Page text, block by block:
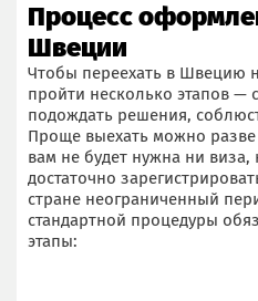
Процесс
Швеции
Чтобы переехать в Швецию
пройти несколько этапов —
подождать решения,
Проще выехать можно разве
вам не будет нужна ни
достаточно
стране неограниченный
стандартной процедуры
этапы: